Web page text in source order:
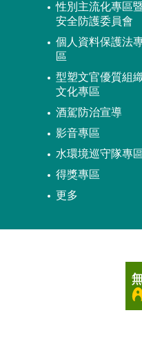
性別主流化專區
安全防護委員會
個人資料保護法
區
型塑文官優質組
文化專區
酒駕防治宣導
影音專區
水環境巡守隊專
得獎專區
更多